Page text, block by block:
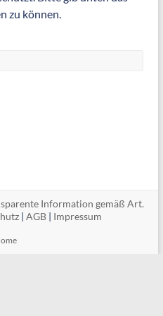
zu können.
Information gemäß Art.
| AGB| Impressum